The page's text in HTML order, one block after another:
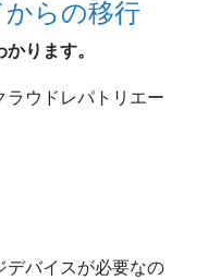
らの移行
ります。
ラウドレパトリエー
デバイスが必要なの